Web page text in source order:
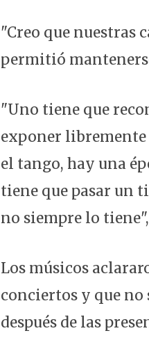
"Creo que nuestras
permitió
"Uno tiene que
exponer libremente
el tango, hay una
tiene que pasar un
no siempre lo
Los músicos
conciertos y que no
después de las